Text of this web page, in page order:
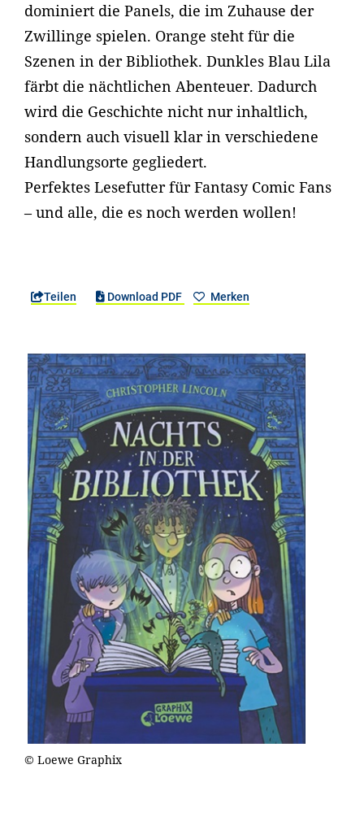
dominiert die Panels, die im Zuhause der
Zwillinge spielen. Orange steht für die
Szenen in der Bibliothek. Dunkles Blau Lila
färbt die nächtlichen Abenteuer. Dadurch
wird die Geschichte nicht nur inhaltlich,
sondern auch visuell klar in verschiedene
Handlungsorte gegliedert.
Perfektes Lesefutter für Fantasy Comic Fans
– und alle, die es noch werden wollen!
Teilen Download PDF Merken
© Loewe Graphix